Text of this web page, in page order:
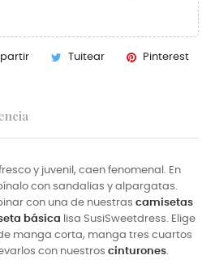
Tuitear Pinterest
y juvenil, caen fenomenal. En
con sandalias y alpargatas.
con una de nuestras camisetas
básica lisa SusiSweetdress. Elige
manga corta, manga tres cuartos
con nuestros cinturones.